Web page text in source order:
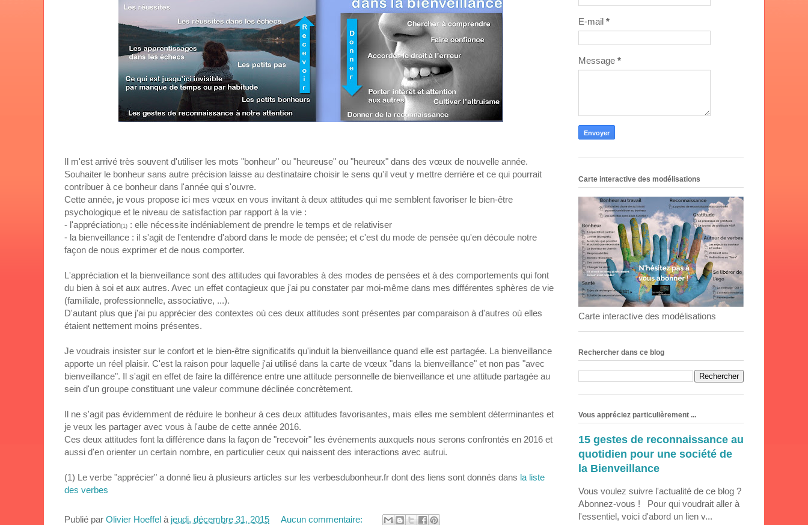
Il m'est arrivé très souvent d'utiliser les mots "bonheur" ou "heureuse" ou "heureux" dans des vœux de nouvelle année.
Souhaiter le bonheur sans autre précision laisse au destinataire choisir le sens qu'il veut y mettre derrière et ce qui pourrait
contribuer à ce bonheur dans l'année qui s'ouvre.
Cette année, je vous propose ici mes vœux en vous invitant à deux attitudes qui me semblent favoriser le bien-être
psychologique et le niveau de satisfaction par rapport à la vie :
- l'appréciation(1) : elle nécessite indéniablement de prendre le temps et de relativiser
- la bienveillance : il s'agit de l'entendre d'abord dans le mode de pensée; et c'est du mode de pensée qu'en découle notre
façon de nous exprimer et de nous comporter.
L'appréciation et la bienveillance sont des attitudes qui favorables à des modes de pensées et à des comportements qui font
du bien à soi et aux autres. Avec un effet contagieux que j'ai pu constater par moi-même dans mes différentes sphères de vie
(familiale, professionnelle, associative, ...).
D'autant plus que j'ai pu apprécier des contextes où ces deux attitudes sont présentes par comparaison à d'autres où elles
étaient nettement moins présentes.
Je voudrais insister sur le confort et le bien-être significatifs qu'induit la bienveillance quand elle est partagée. La bienveillance
apporte un réel plaisir. C'est la raison pour laquelle j'ai utilisé dans la carte de vœux "dans la bienveillance" et non pas "avec
bienveillance". Il s'agit en effet de faire la différence entre une attitude personnelle de bienveillance et une attitude partagée au
sein d'un groupe constituant une valeur commune déclinée concrètement.
Il ne s'agit pas évidemment de réduire le bonheur à ces deux attitudes favorisantes, mais elles me semblent déterminantes et
je veux les partager avec vous à l'aube de cette année 2016.
Ces deux attitudes font la différence dans la façon de "recevoir" les événements auxquels nous serons confrontés en 2016 et
aussi d'en orienter un certain nombre, en particulier ceux qui naissent des interactions avec autrui.
(1) Le verbe "apprécier" a donné lieu à plusieurs articles sur les verbesdubonheur.fr dont des liens sont donnés dans la liste
des verbes
Publié par Olivier Hoeffel à jeudi, décembre 31, 2015 Aucun commentaire:
E-mail *
Message *
Carte interactive des modélisations
Carte interactive des modélisations
Rechercher dans ce blog
Vous appréciez particulièrement ...
15 gestes de reconnaissance au
quotidien pour une société de
la Bienveillance
Vous voulez suivre l'actualité de ce blog ?
Abonnez-vous ! Pour qui voudrait aller à
l'essentiel, voici d'abord un lien v...